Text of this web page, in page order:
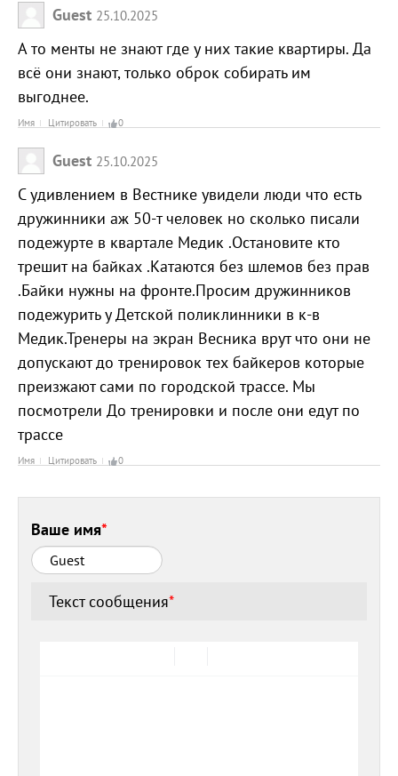
Guest 25.10.2025
А то менты не знают где у них такие квартиры. Да
всё они знают, только оброк собирать им
выгоднее.
Имя Цитировать 0
Guest 25.10.2025
С удивлением в Вестнике увидели люди что есть
дружинники аж 50-т человек но сколько писали
подежурте в квартале Медик .Остановите кто
трешит на байках .Катаются без шлемов без прав
.Байки нужны на фронте.Просим дружинников
подежурить у Детской поликлинники в к-в
Медик.Тренеры на экран Весника врут что они не
допускают до тренировок тех байкеров которые
преизжают сами по городской трассе. Мы
посмотрели До тренировки и после они едут по
трассе
Имя Цитировать 0
Ваше имя*
Текст сообщения*